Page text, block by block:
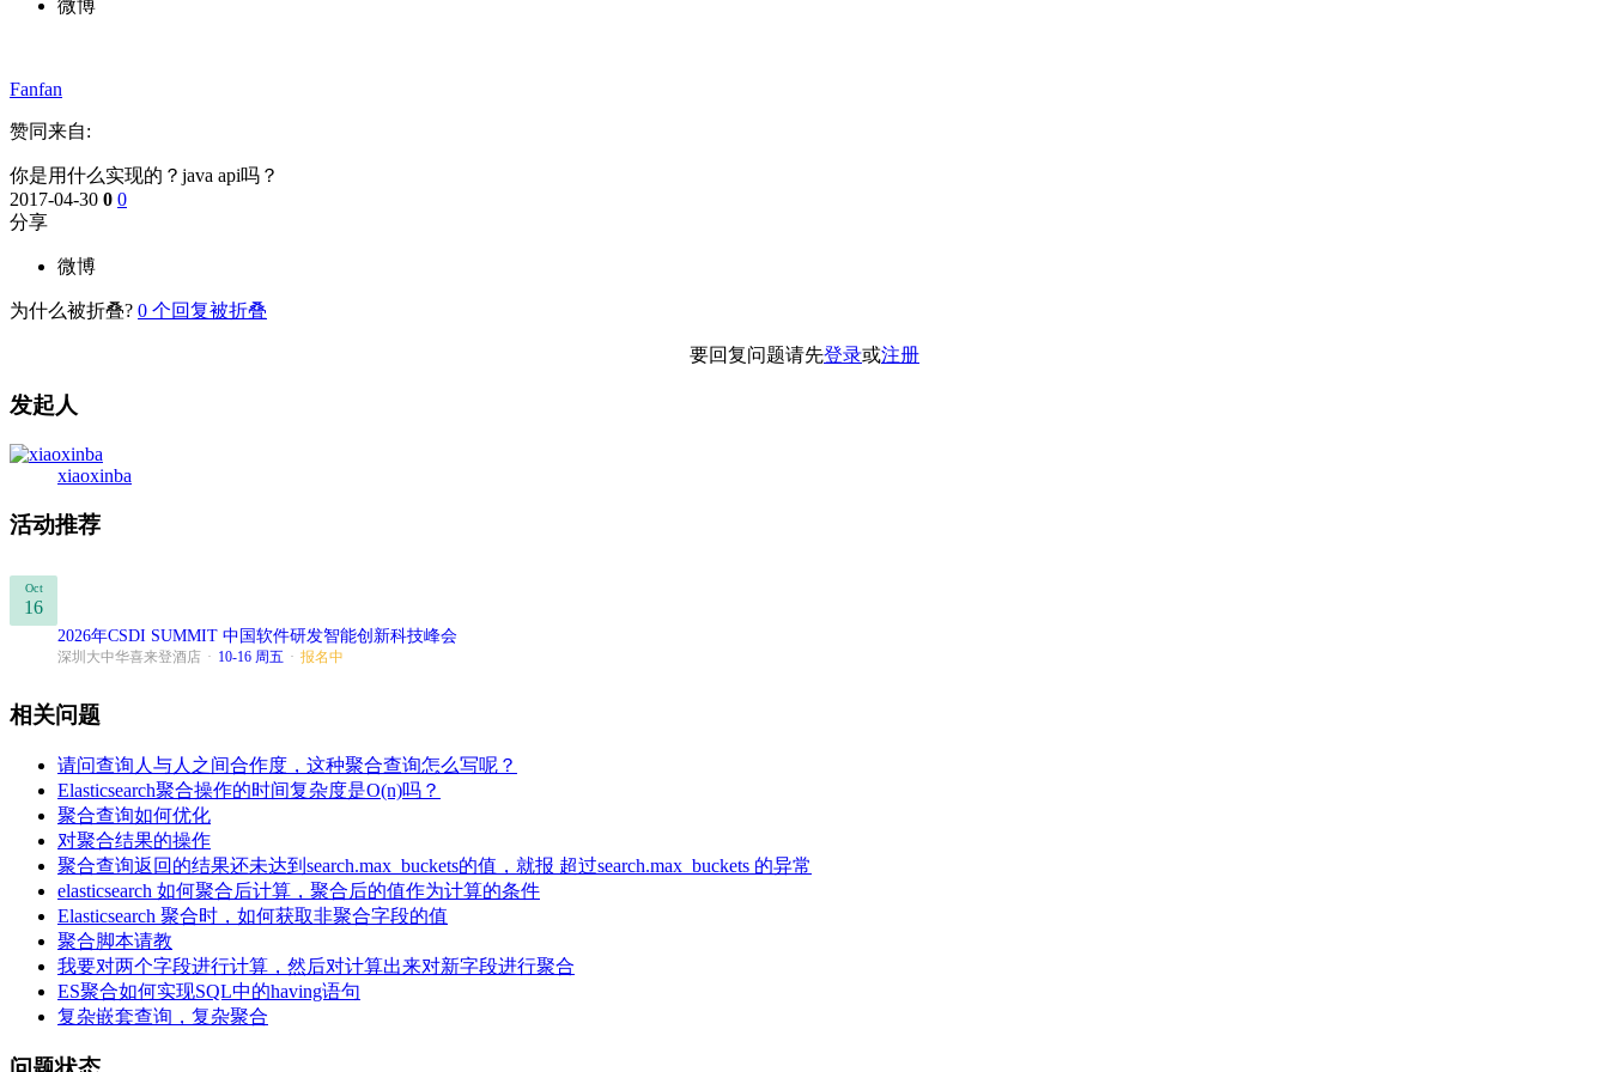
微博
Fanfan
赞同来自:
你是用什么实现的？java api吗？
2017-04-30 0 0
分享
微博
为什么被折叠? 0 个回复被折叠
要回复问题请先登录或注册
发起人
xiaoxinba
活动推荐
Oct
16
2026年CSDI SUMMIT 中国软件研发智能创新科技峰会
深圳大中华喜来登酒店 · 10-16 周五 · 报名中
相关问题
请问查询人与人之间合作度，这种聚合查询怎么写呢？
Elasticsearch聚合操作的时间复杂度是O(n)吗？
聚合查询如何优化
对聚合结果的操作
聚合查询返回的结果还未达到search.max_buckets的值，就报 超过search.max_buckets 的异常
elasticsearch 如何聚合后计算，聚合后的值作为计算的条件
Elasticsearch 聚合时，如何获取非聚合字段的值
聚合脚本请教
我要对两个字段进行计算，然后对计算出来对新字段进行聚合
ES聚合如何实现SQL中的having语句
复杂嵌套查询，复杂聚合